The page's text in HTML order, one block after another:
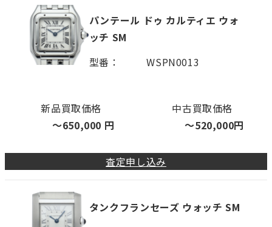
パンテール ドゥ カルティエ ウォ
ッチ SM
型番
WSPN0013
新品買取価格
〜650,000 円
中古買取価格
〜520,000円
査定申し込み
タンクフランセーズ ウォッチ SM